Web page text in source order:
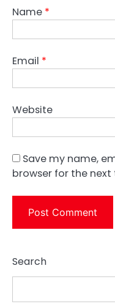
Name *
Email *
Website
Save my name,
browser for the
Search